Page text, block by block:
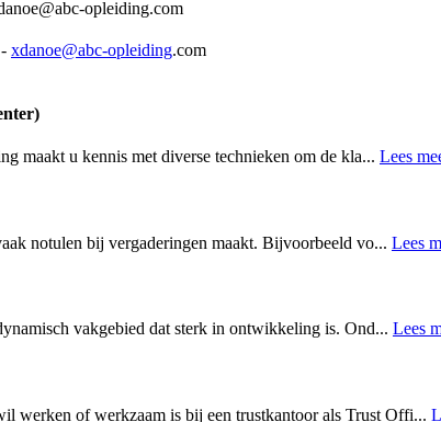
opleiding.com
xdanoe@abc-opleiding.com
maakt u kennis met diverse technieken om de kla... Lees
notulen bij vergaderingen maakt. Bijvoorbeeld vo... Lees
vakgebied dat sterk in ontwikkeling is. Ond... Lees
werken of werkzaam is bij een trustkantoor als Trust Offi...